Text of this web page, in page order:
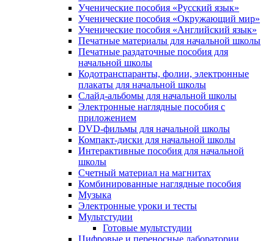
Ученические пособия «Русский язык»
Ученические пособия «Окружающий мир»
Ученические пособия «Английский язык»
Печатные материалы для начальной школы
Печатные раздаточные пособия для
начальной школы
Кодотранспаранты, фолии, электронные
плакаты для начальной школы
Слайд-альбомы для начальной школы
Электронные наглядные пособия с
приложением
DVD-фильмы для начальной школы
Компакт-диски для начальной школы
Интерактивные пособия для начальной
школы
Счетный материал на магнитах
Комбинированные наглядные пособия
Музыка
Электронные уроки и тесты
Мультстудии
Готовые мультстудии